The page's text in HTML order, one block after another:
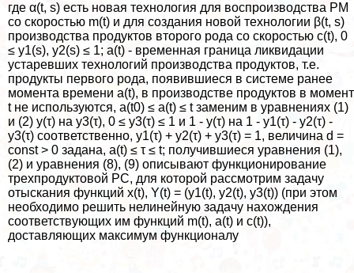
где α(t, s) есть новая технология для воспроизводства РМ
со скоростью m(t) и для создания новой технологии β(t, s)
производства продуктов второго рода со скоростью c(t), 0
≤ y1(s), y2(s) ≤ 1; a(t) - временная граница ликвидации
устаревших технологий производства продуктов, т.е.
продукты первого рода, появившиеся в системе ранее
момента времени a(t), в производстве продуктов в момент
t не используются, a(t0) ≤ a(t) ≤ t заменим в уравнениях (1)
и (2) y(τ) на y3(τ), 0 ≤ y3(τ) ≤ 1 и 1 - y(τ) на 1 - y1(τ) - y2(τ) -
y3(τ) соответственно, y1(τ) + y2(τ) + y3(τ) = 1, величина d =
const > 0 задана, a(t) ≤ τ ≤ t; получившиеся уравнения (1),
(2) и уравнения (8), (9) описывают функционирование
трехпродуктовой РС, для которой рассмотрим задачу
отыскания функций x(t), Y(t) = (y1(t), y2(t), y3(t)) (при этом
необходимо решить нелинейную задачу нахождения
соответствующих им функций m(t), a(t) и c(t)),
доставляющих максимум функционалу